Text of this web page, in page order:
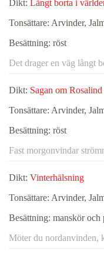
Dikt: Långt borta i
Tonsättare: Arvinder,
Besättning: röst
Det drager en väg långt
Dikt: Sagan om Rosalind
Tonsättare: Arvinder,
Besättning: röst
Fast morgonvindar
Dikt: Vinterhälsning
Tonsättare: Arvinder,
Besättning: manskör och
Möter du nordanvinden,